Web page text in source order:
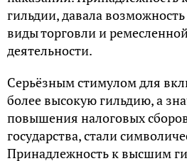
гильдии, давала
виды торговли и
деятельности.
Серьёзным стимулом для
более высокую гильдию, а
повышения налоговых
государства, стали
Принадлежность к высшим